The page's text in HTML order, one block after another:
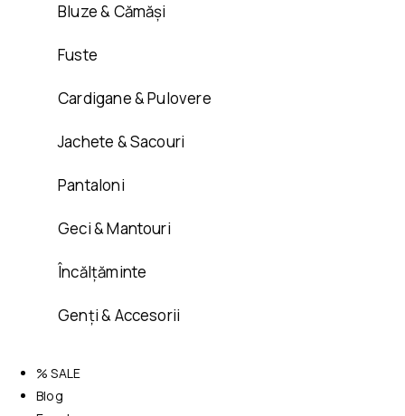
Bluze & Cămăși
Fuste
Cardigane & Pulovere
Jachete & Sacouri
Pantaloni
Geci & Mantouri
Încălțăminte
Genți & Accesorii
% SALE
Blog